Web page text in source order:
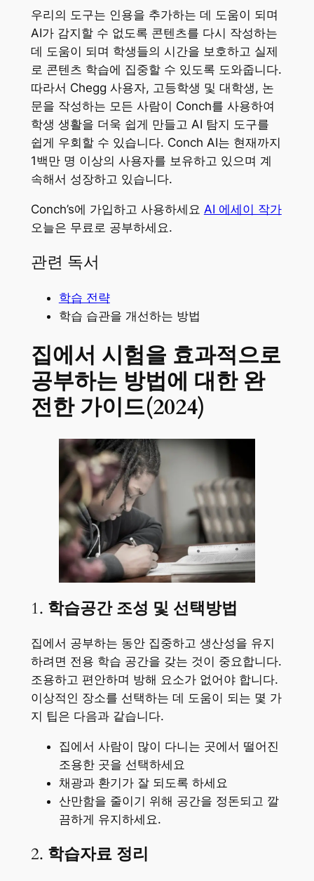
우리의 도구는 인용을 추가하는 데 도움이 되며
AI가 감지할 수 없도록 콘텐츠를 다시 작성하는
데 도움이 되며 학생들의 시간을 보호하고 실제
로 콘텐츠 학습에 집중할 수 있도록 도와줍니다.
따라서 Chegg 사용자, 고등학생 및 대학생, 논
문을 작성하는 모든 사람이 Conch를 사용하여
학생 생활을 더욱 쉽게 만들고 AI 탐지 도구를
쉽게 우회할 수 있습니다. Conch AI는 현재까지
1백만 명 이상의 사용자를 보유하고 있으며 계
속해서 성장하고 있습니다.
Conch’s에 가입하고 사용하세요 AI 에세이 작가
오늘은 무료로 공부하세요.
관련 독서
학습 전략
학습 습관을 개선하는 방법
집에서 시험을 효과적으로
공부하는 방법에 대한 완
전한 가이드(2024)
1. 학습공간 조성 및 선택방법
집에서 공부하는 동안 집중하고 생산성을 유지
하려면 전용 학습 공간을 갖는 것이 중요합니다.
조용하고 편안하며 방해 요소가 없어야 합니다.
이상적인 장소를 선택하는 데 도움이 되는 몇 가
지 팁은 다음과 같습니다.
집에서 사람이 많이 다니는 곳에서 떨어진
조용한 곳을 선택하세요
채광과 환기가 잘 되도록 하세요
산만함을 줄이기 위해 공간을 정돈되고 깔
끔하게 유지하세요.
2. 학습자료 정리